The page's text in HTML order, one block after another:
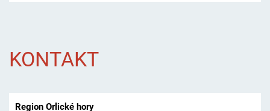
KONTAKT
Region Orlické hory